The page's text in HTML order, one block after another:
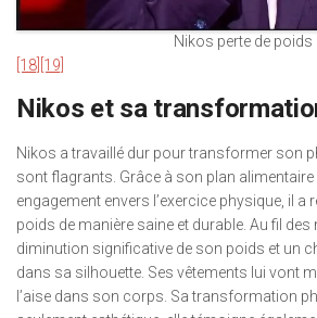
Nikos perte de poids
[18] [19]
Nikos et sa
Nikos a travaillé dur pour transformer son
sont flagrants. Grâce à son plan
engagement envers l’exercice physique, il a
poids de manière saine et durable. Au fil
diminution significative de son poids et un
dans sa silhouette. Ses vêtements lui vont
l’aise dans son corps. Sa transformation